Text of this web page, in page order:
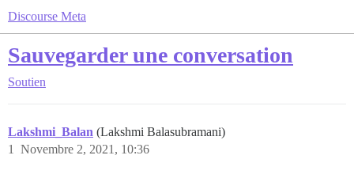
Discourse Meta
Sauvegarder une conversation
Soutien
Lakshmi_Balan (Lakshmi Balasubramani)
Novembre 2, 2021, 10:36
1